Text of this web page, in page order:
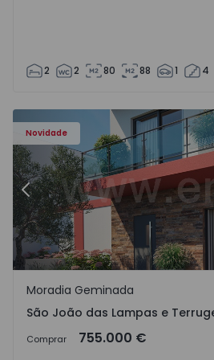
2 2 80 88 1 4
Novidade
Anterior
São João das Lampas e
Moradia Geminada
São João das Lampas e
Comprar 755.000 €